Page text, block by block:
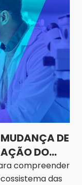
DE
DO
MÉXICO
compreender
das